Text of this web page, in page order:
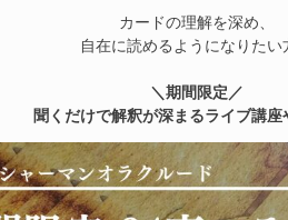
カードの理解を深め、
自在に読めるようになりたい
＼期間限定／
聞くだけで解釈が深まるライブ講座